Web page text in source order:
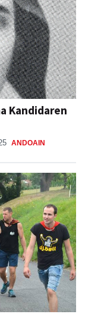
Kandidaren
ANDOAIN